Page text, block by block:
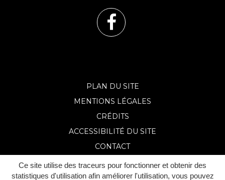
Ce site utilise des traceurs pour fonctionner et obtenir des
statistiques d'utilisation afin améliorer l'utilisation, vous pouvez
Lien
le
compte
Facebook
PLAN DU SITE
MENTIONS LÉGALES
CRÉDITS
ACCESSIBILITÉ DU SITE
CONTACT